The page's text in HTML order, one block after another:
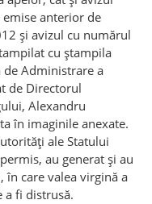
anterior de
și avizul cu numărul
cu ștampila
Administrare a
de Directorul
Alexandru
în imaginile anexate.
ale Statului
au generat și au
în care valea virgină a
a fi distrusă.